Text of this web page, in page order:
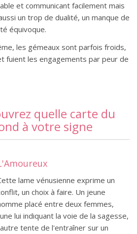
et communicant facilement mais
un trop de dualité, un manque de
équivoque.
les gémeaux sont parfois froids,
fuient les engagements par peur de
quelle carte du
à votre signe
lame vénusienne exprime un
un choix à faire. Un jeune
placé entre deux femmes,
lui indiquant la voie de la sagesse,
tente de l'entraîner sur un